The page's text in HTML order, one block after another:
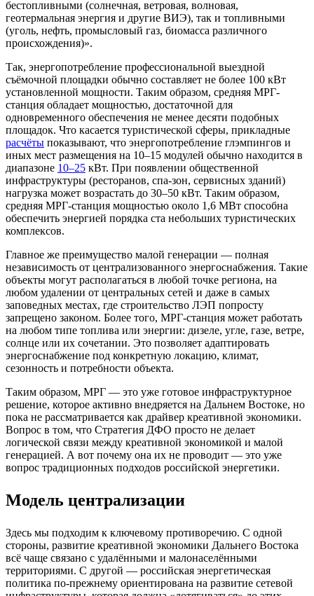
бестопливными (солнечная, ветровая, волновая,
геотермальная энергия и другие ВИЭ), так и топливными
(уголь, нефть, промысловый газ, биомасса различного
происхождения)».
Так, энергопотребление профессиональной выездной
съёмочной площадки обычно составляет не более 100 кВт
установленной мощности. Таким образом, средняя МРГ-
станция обладает мощностью, достаточной для
одновременного обеспечения не менее десяти подобных
площадок. Что касается туристической сферы, прикладные
расчёты показывают, что энергопотребление глэмпингов и
иных мест размещения на 10–15 модулей обычно находится в
диапазоне 10–25 кВт. При появлении общественной
инфраструктуры (ресторанов, спа-зон, сервисных зданий)
нагрузка может возрастать до 30–50 кВт. Таким образом,
средняя МРГ-станция мощностью около 1,6 МВт способна
обеспечить энергией порядка ста небольших туристических
комплексов.
Главное же преимущество малой генерации — полная
независимость от централизованного энергоснабжения. Такие
объекты могут располагаться в любой точке региона, на
любом удалении от центральных сетей и даже в самых
заповедных местах, где строительство ЛЭП попросту
запрещено законом. Более того, МРГ-станция может работать
на любом типе топлива или энергии: дизеле, угле, газе, ветре,
солнце или их сочетании. Это позволяет адаптировать
энергоснабжение под конкретную локацию, климат,
сезонность и потребности объекта.
Таким образом, МРГ — это уже готовое инфраструктурное
решение, которое активно внедряется на Дальнем Востоке, но
пока не рассматривается как драйвер креативной экономики.
Вопрос в том, что Стратегия ДФО просто не делает
логической связи между креативной экономикой и малой
генерацией. А вот почему она их не проводит — это уже
вопрос традиционных подходов российской энергетики.
Модель централизации
Здесь мы подходим к ключевому противоречию. С одной
стороны, развитие креативной экономики Дальнего Востока
всё чаще связано с удалёнными и малонаселёнными
территориями. С другой — российская энергетическая
политика по-прежнему ориентирована на развитие сетевой